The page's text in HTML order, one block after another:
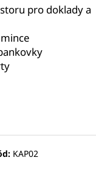
pro doklady a
KAP02